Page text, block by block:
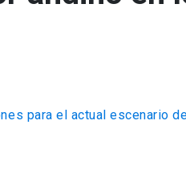
para el actual escenario